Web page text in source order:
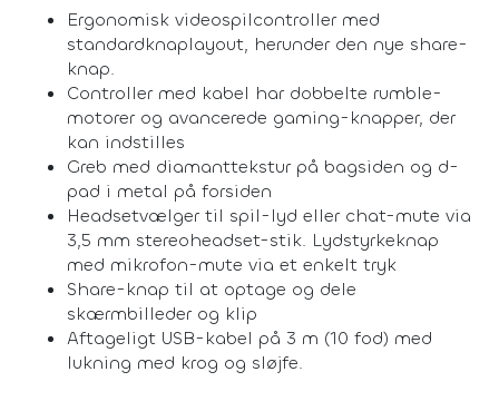
Ergonomisk videospilcontroller med
standardknaplayout, herunder den nye share-
knap.
Controller med kabel har dobbelte rumble-
motorer og avancerede gaming-knapper, der
kan indstilles
Greb med diamanttekstur på bagsiden og d-
pad i metal på forsiden
Headsetvælger til spil-lyd eller chat-mute via
3,5 mm stereoheadset-stik. Lydstyrkeknap
med mikrofon-mute via et enkelt tryk
Share-knap til at optage og dele
skærmbilleder og klip
Aftageligt USB-kabel på 3 m (10 fod) med
lukning med krog og sløjfe.